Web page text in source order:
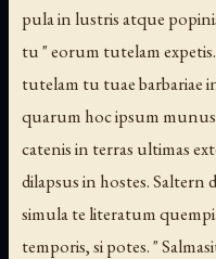
pula in lustris atque
tu " eorum tutelam
tutelam tu tuae barbariae
quarum hoc ipsum
catenis in terras ultimas
dilapsus in hostes. Saltern
simula te literatum
temporis, si potes. "